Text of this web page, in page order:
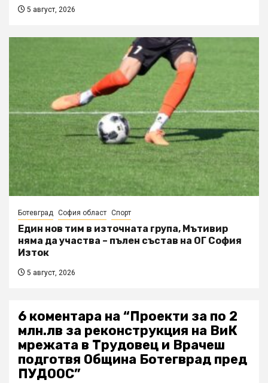
5 август, 2026
Ботевград София област Спорт
Един нов тим в източната група, Мътивир
няма да участва – пълен състав на ОГ София
Изток
5 август, 2026
6 коментара на “Проекти за по 2
млн.лв за реконструкция на ВиК
мрежата в Трудовец и Врачеш
подготвя Община Ботегврад пред
ПУДООС”